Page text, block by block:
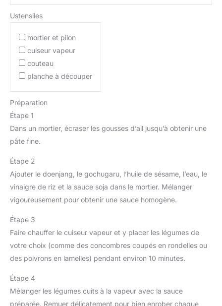
Ustensiles
mortier et pilon
cuiseur vapeur
couteau
planche à découper
Préparation
Étape 1
Dans un mortier, écraser les gousses d’ail jusqu’à obtenir une
pâte fine.
Étape 2
Ajouter le doenjang, le gochugaru, l’huile de sésame, l’eau, le
vinaigre de riz et la sauce soja dans le mortier. Mélanger
vigoureusement pour obtenir une sauce homogène.
Étape 3
Faire chauffer le cuiseur vapeur et y placer les légumes de
votre choix (comme des concombres coupés en rondelles ou
des poivrons en lamelles) pendant environ 10 minutes.
Étape 4
Mélanger les légumes cuits à la vapeur avec la sauce
préparée. Remuer délicatement pour bien enrober chaque